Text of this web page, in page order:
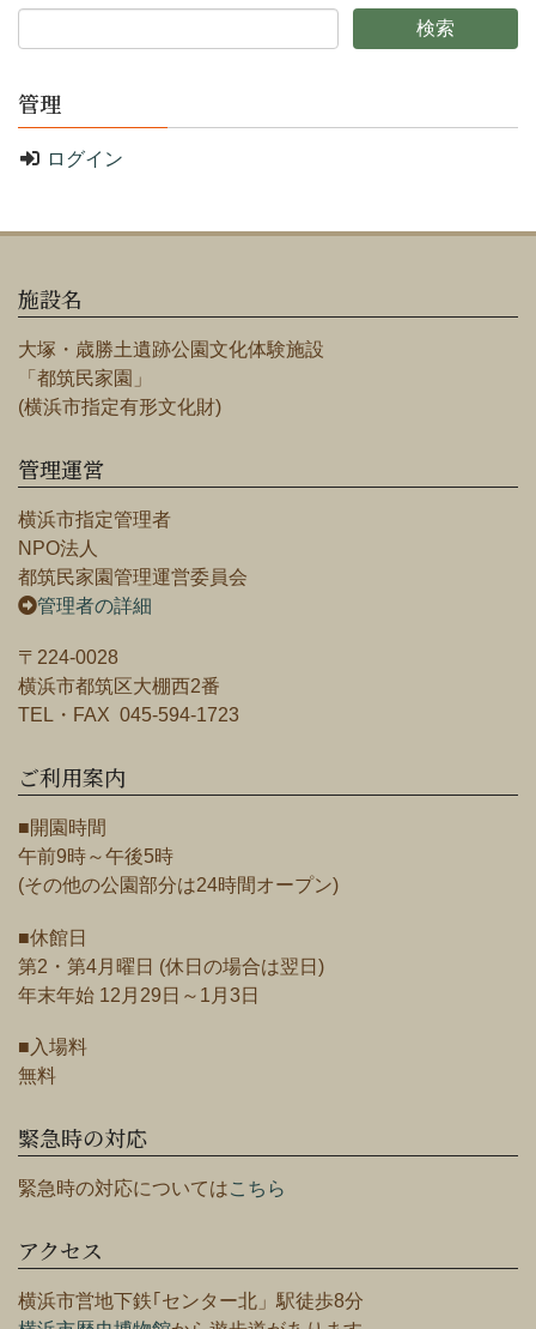
管理
ログイン
施設名
大塚・歳勝土遺跡公園文化体験施設
「都筑民家園」
(横浜市指定有形文化財)
管理運営
横浜市指定管理者
NPO法人
都筑民家園管理運営委員会
管理者の詳細
〒224-0028
横浜市都筑区大棚西2番
TEL・FAX 045-594-1723
ご利用案内
■開園時間
午前9時～午後5時
(その他の公園部分は24時間オープン)
■休館日
第2・第4月曜日 (休日の場合は翌日)
年末年始 12月29日～1月3日
■入場料
無料
緊急時の対応
緊急時の対応についてはこちら
アクセス
横浜市営地下鉄｢センター北」駅徒歩8分